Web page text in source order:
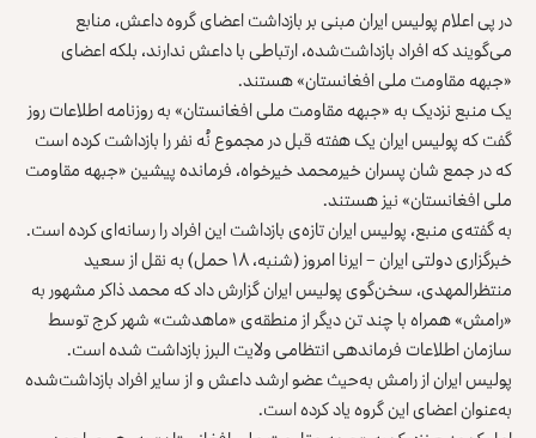
در پی اعلام پولیس ایران مبنی بر بازداشت اعضای گروه داعش، منابع
می‌گویند که افراد بازداشت‌شده، ارتباطی با داعش ندارند، بلکه اعضای
«جبهه‌ مقاومت ملی افغانستان» هستند.
یک منبع نزديک به «جبهه مقاومت ملی افغانستان» به روزنامه اطلاعات روز
گفت که پولیس ایران یک هفته قبل در مجموع نُه نفر را بازداشت کرده است
که در جمع شان پسران خیرمحمد خیرخواه، فرمانده پیشین «جبهه مقاومت
ملی افغانستان» نیز هستند.
به گفته‌ی منبع، پولیس ایران تازه‌ی بازداشت این افراد را رسانه‌ای کرده است.
خبرگزاری دولتی ایران – ایرنا امروز (شنبه، ۱۸ حمل) به نقل از سعید
منتظرالمهدی، سخن‌گوی پولیس ایران گزارش داد که محمد ذاکر مشهور به
«رامش» همراه با چند تن دیگر از منطقه‌ی «ماهدشت» شهر کرج توسط
سازمان اطلاعات فرماندهی انتظامی ولایت البرز بازداشت شده است.
پولیس ایران از رامش به‌حیث عضو ارشد داعش و از سایر افراد بازداشت‌شده
به‌عنوان اعضای این گروه یاد کرده است.